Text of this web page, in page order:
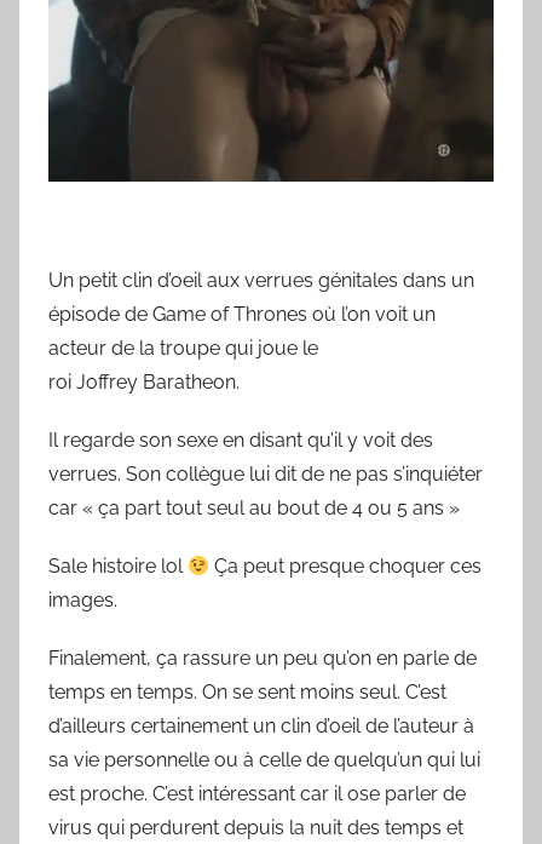
Un petit clin d’oeil aux verrues génitales dans un
épisode de Game of Thrones où l’on voit un
acteur de la troupe qui joue le
roi Joffrey Baratheon.
Il regarde son sexe en disant qu’il y voit des
verrues. Son collègue lui dit de ne pas s’inquiéter
car « ça part tout seul au bout de 4 ou 5 ans »
Sale histoire lol
Ça peut presque choquer ces
images.
Finalement, ça rassure un peu qu’on en parle de
temps en temps. On se sent moins seul. C’est
d’ailleurs certainement un clin d’oeil de l’auteur à
sa vie personnelle ou à celle de quelqu’un qui lui
est proche. C’est intéressant car il ose parler de
virus qui perdurent depuis la nuit des temps et